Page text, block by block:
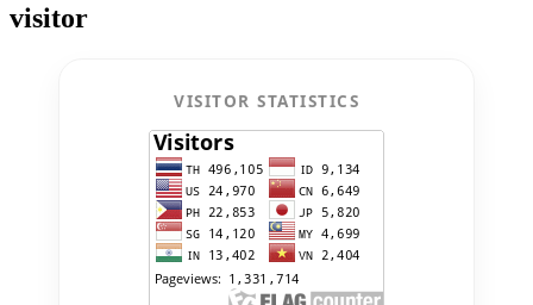
visitor
VISITOR STATISTICS